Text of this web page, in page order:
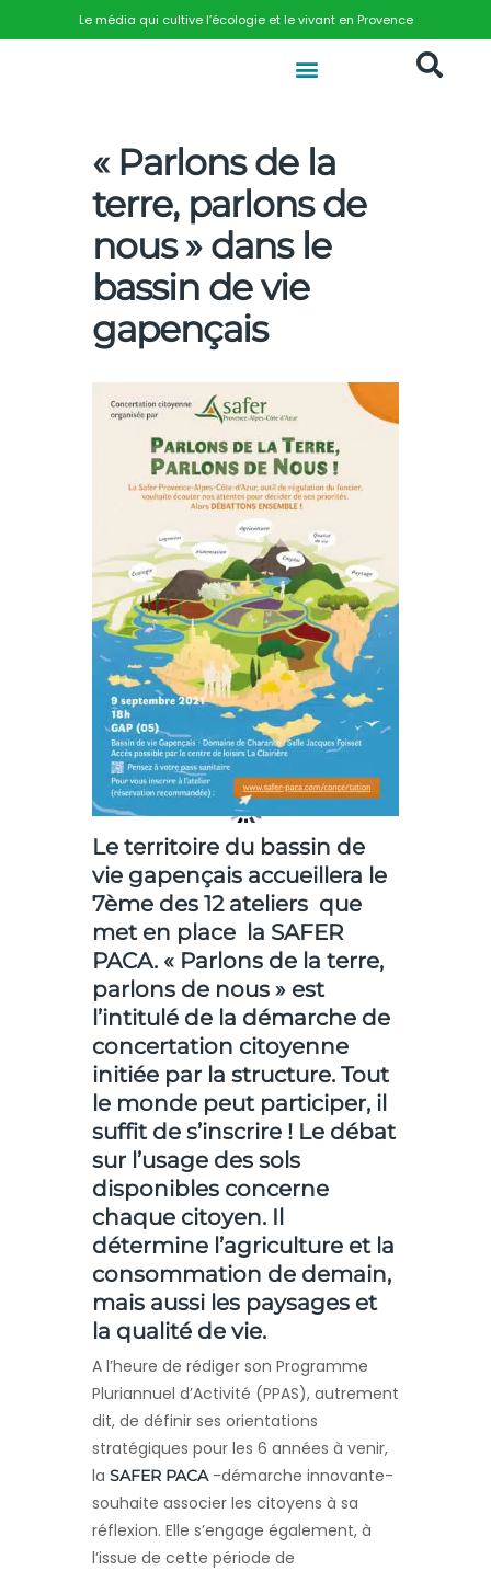
Le média qui cultive l’écologie et le vivant en Provence
« Parlons de la
terre, parlons de
nous » dans le
bassin de vie
gapençais
Le territoire du bassin de
vie gapençais accueillera le
7ème des 12 ateliers que
met en place la SAFER
PACA. « Parlons de la terre,
parlons de nous » est
l’intitulé de la démarche de
concertation citoyenne
initiée par la structure. Tout
le monde peut participer, il
suffit de s’inscrire ! Le débat
sur l’usage des sols
disponibles concerne
chaque citoyen. Il
détermine l’agriculture et la
consommation de demain,
mais aussi les paysages et
la qualité de vie.
A l’heure de rédiger son Programme
Pluriannuel d’Activité (PPAS), autrement
dit, de définir ses orientations
stratégiques pour les 6 années à venir,
la SAFER PACA-démarche innovante-
souhaite associer les citoyens à sa
réflexion. Elle s’engage également, à
l’issue de cette période de